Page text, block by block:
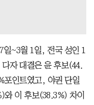
~3월 1일, 전국 성인 1
자 대결은 윤 후보(44.
포인트였고, 야권 단일
와 이 후보(38.3%) 차이